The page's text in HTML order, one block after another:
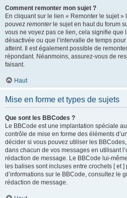
Comment remonter mon sujet ?
En cliquant sur le lien « Remonter le sujet
pouvez remonterle sujet en haut du forum
vous ne voyez pas ce lien, cela signifie que
désactivée ou que l’intervalle de temps
atteint. Il est également possible de
répondant. Néanmoins, assurez-vous de
faisant.
Haut
Mise en forme et types de sujets
Que sont les BBCodes ?
Le BBCode est une implantation spéciale
contrôle de mise en forme des éléments
décider si vous pouvez utiliser les
dans chacun de vos messages en utilisant
rédaction de message. Le BBCode lui-
les balises sont incluses entre crochets [ et
d’informations sur le BBCode, consultez le
rédaction de message.